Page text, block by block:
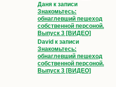
Даня к записи
Знакомьтесь:
обнаглевший пешеход
собственной персоной.
Выпуск 3 [ВИДЕО]
David к записи
Знакомьтесь:
обнаглевший пешеход
собственной персоной.
Выпуск 3 [ВИДЕО]